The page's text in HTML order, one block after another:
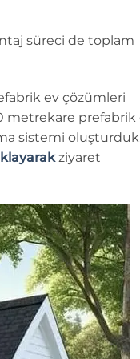
süreci de toplam
ev çözümleri
metrekare prefabrik
sistemi
ziyaret